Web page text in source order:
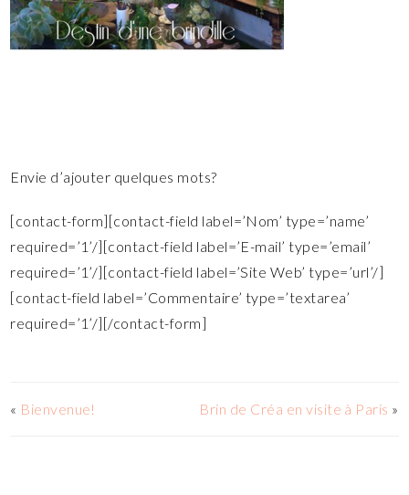
Envie d’ajouter quelques mots?
[contact-form][contact-field label=’Nom’ type=’name’
required=’1’/][contact-field label=’E-mail’ type=’email’
required=’1’/][contact-field label=’Site Web’ type=’url’/]
[contact-field label=’Commentaire’ type=’textarea’
required=’1’/][/contact-form]
« Bienvenue! Brin de Créa en visite à Paris »